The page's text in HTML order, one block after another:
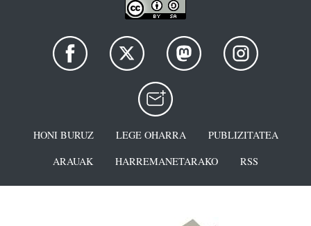
HONI BURUZ LEGE OHARRA
PUBLIZITATEA
ARAUAK
HARREMANETARAKO RSS